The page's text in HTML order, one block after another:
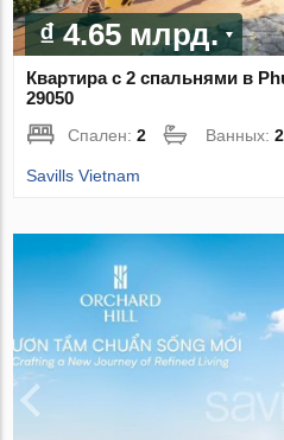
₫ 4.65 млрд.
Квартира с 2 спальнями в
29050
Спален:2 Ванных:2
Savills Vietnam